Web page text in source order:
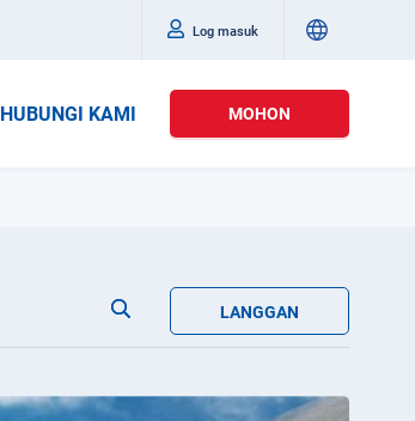
Log masuk
HUBUNGI KAMI MOHON
LANGGAN